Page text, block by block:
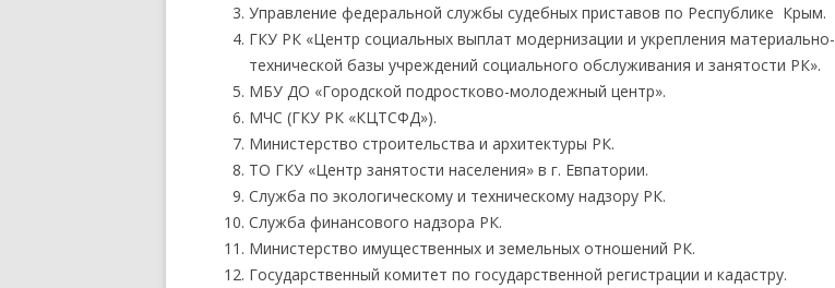
Управление федеральной службы судебных приставов по Республике Крым.
ГКУ РК «Центр социальных выплат модернизации и укрепления материально-
технической базы учреждений социального обслуживания и занятости РК».
МБУ ДО «Городской подростково-молодежный центр».
МЧС (ГКУ РК «КЦТСФД»).
Министерство строительства и архитектуры РК.
ТО ГКУ «Центр занятости населения» в г. Евпатории.
Служба по экологическому и техническому надзору РК.
Служба финансового надзора РК.
Министерство имущественных и земельных отношений РК.
Государственный комитет по государственной регистрации и кадастру.